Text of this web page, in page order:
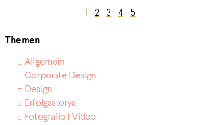
1 2 3 4 5
Themen
Allgemein
Corporate Design
Design
Erfolgsstorys
Fotografie I Video